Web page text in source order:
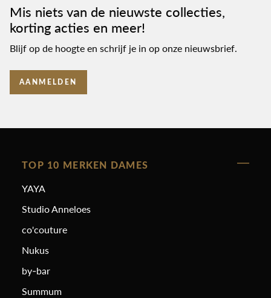
Mis niets van de nieuwste collecties,
korting acties en meer!
Blijf op de hoogte en schrijf je in op onze nieuwsbrief.
AANMELDEN
TOP 10 MERKEN DAMES
YAYA
Studio Anneloes
co'couture
Nukus
by-bar
Summum